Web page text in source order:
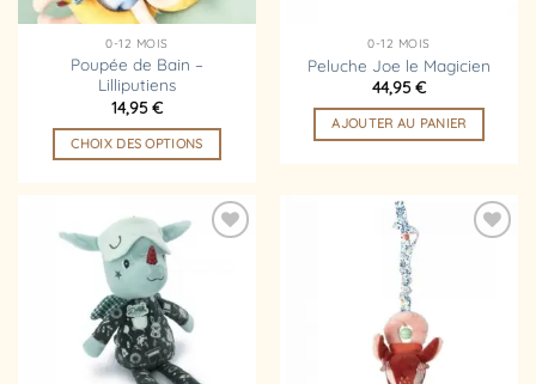
la
page
du
produit
0-12 MOIS
Poupée de Bain –
Lilliputiens
14,95€
CHOIX DES OPTIONS
a
plusieurs
variations.
Les
options
peuvent
être
0-12 MOIS
Peluche Joe le Magicien
44,95€
AJOUTER AU PANIER